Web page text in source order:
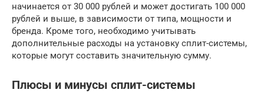
начинается от 30 000 рублей и может достигать 100 000
рублей и выше, в зависимости от типа, мощности и
бренда. Кроме того, необходимо учитывать
дополнительные расходы на установку сплит-системы,
которые могут составить значительную сумму.
Плюсы и минусы сплит-системы